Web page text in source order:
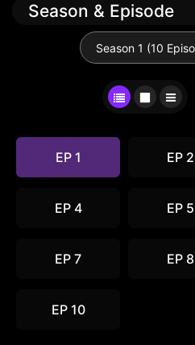
Season & Episode
EP 1 EP 2
EP 4 EP 5
EP 7 EP 8
EP 10